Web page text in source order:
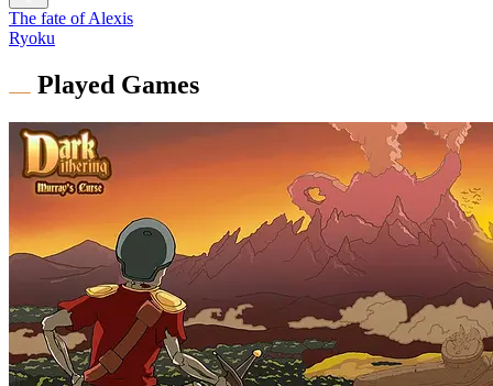
The fate of Alexis
Ryoku
Played Games